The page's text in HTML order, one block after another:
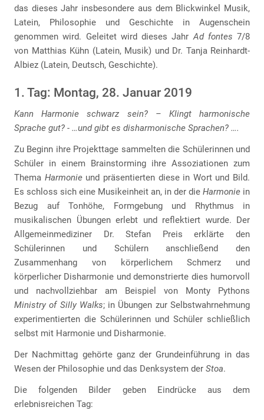
das dieses Jahr insbesondere aus dem Blickwinkel Musik,
Latein, Philosophie und Geschichte in Augenschein
genommen wird. Geleitet wird dieses JahrAd fontes 7/8
von Matthias Kühn (Latein, Musik) und Dr. Tanja Reinhardt-
Albiez (Latein, Deutsch, Geschichte).
1. Tag: Montag, 28. Januar 2019
Kann Harmonie schwarz sein? – Klingt harmonische
Sprache gut? - …und gibt es disharmonische Sprachen? ….
Zu Beginn ihre Projekttage sammelten die Schülerinnen und
Schüler in einem Brainstorming ihre Assoziationen zum
Thema Harmonieund präsentierten diese in Wort und Bild.
Es schloss sich eine Musikeinheit an, in der die Harmonie in
Bezug auf Tonhöhe, Formgebung und Rhythmus in
musikalischen Übungen erlebt und reflektiert wurde. Der
Allgemeinmediziner Dr. Stefan Preis erklärte den
Schülerinnen und Schülern anschließend den
Zusammenhang von körperlichem Schmerz und
körperlicher Disharmonie und demonstrierte dies humorvoll
und nachvollziehbar am Beispiel von Monty Pythons
Ministry of Silly Walks; in Übungen zur Selbstwahrnehmung
experimentierten die Schülerinnen und Schüler schließlich
selbst mit Harmonie und Disharmonie.
Der Nachmittag gehörte ganz der Grundeinführung in das
Wesen der Philosophie und das Denksystem der Stoa.
Die folgenden Bilder geben Eindrücke aus dem
erlebnisreichen Tag: